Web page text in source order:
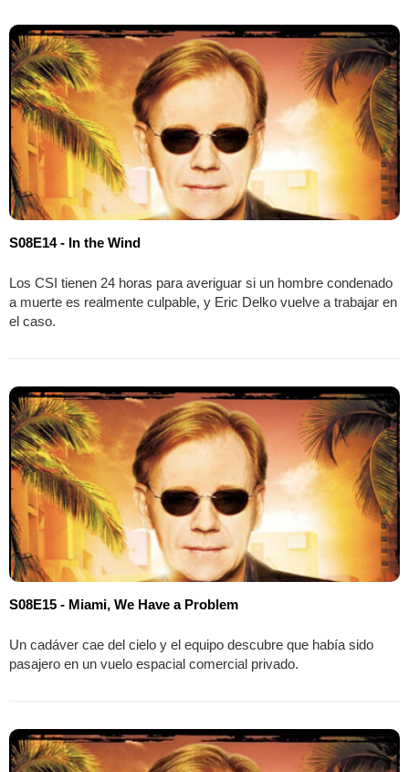
S08E14 - In the Wind
Los CSI tienen 24 horas para averiguar si un hombre condenado
a muerte es realmente culpable, y Eric Delko vuelve a trabajar en
el caso.
S08E15 - Miami, We Have a Problem
Un cadáver cae del cielo y el equipo descubre que había sido
pasajero en un vuelo espacial comercial privado.